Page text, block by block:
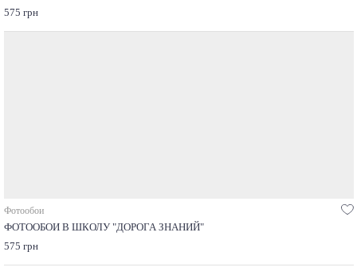
575 грн
Фотообои
ФОТООБОИ В ШКОЛУ "ДОРОГА ЗНАНИЙ"
575 грн